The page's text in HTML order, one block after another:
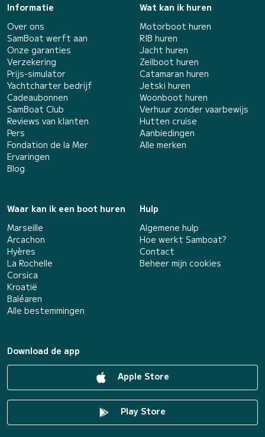
Informatie
Over ons
SamBoat werft aan
Onze garanties
Verzekering
Prijs-simulator
Yachtcharter bedrijf
Cadeaubonnen
SamBoat Club
Reviews van klanten
Pers
Fondation de la Mer
Ervaringen
Blog
Wat kan ik huren
Motorboot huren
RIB huren
Jacht huren
Zeilboot huren
Catamaran huren
Jetski huren
Woonboot huren
Verhuur zonder vaarbewijs
Hutten cruise
Aanbiedingen
Alle merken
Waar kan ik een boot huren
Marseille
Arcachon
Hyères
La Rochelle
Corsica
Kroatië
Baléaren
Alle bestemmingen
Hulp
Algemene hulp
Hoe werkt Samboat?
Contact
Beheer mijn cookies
Download de app
Apple Store
Play Store